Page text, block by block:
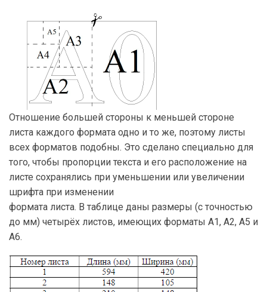
Отношение большей стороны к меньшей стороне
листа каждого формата одно и то же, поэтому листы
всех форматов подобны. Это сделано специально для
того, чтобы пропорции текста и его расположение на
листе сохранялись при уменьшении или увеличении
шрифта при изменении
формата листа. В таблице даны размеры (с точностью
до мм) четырёх листов, имеющих форматы А1, А2, А5 и
А6.